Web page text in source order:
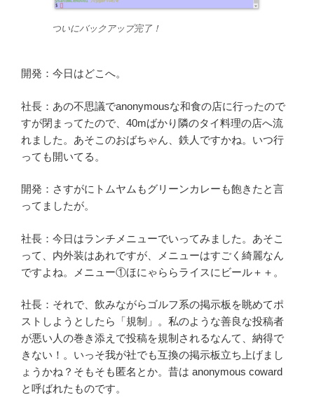
ついにバックアップ完了！
開発：今日はどこへ。
社長：あの不思議でanonymousな和食の店に行ったので
すが閉まってたので、40mばかり隣のタイ料理の店へ流
れました。あそこのおばちゃん、鉄人ですかね。いつ行
っても開いてる。
開発：さすがにトムヤムもグリーンカレーも飽きたと言
ってましたが。
社長：今日はランチメニューでいってみました。あそこ
って、内外装はあれですが、メニューはすごく綺麗なん
ですよね。メニュー①ほにゃららライスにビール＋＋。
社長：それで、飲みながらゴルフ系の掲示板を眺めてポ
ストしようとしたら「規制」。私のような善良な投稿者
が悪い人の巻き添えで投稿を規制されるなんて、納得で
きない！。いっそ我が社でも互換の掲示板立ち上げまし
ょうかね？そもそも匿名とか。昔は anonymous coward
と呼ばれたものです。